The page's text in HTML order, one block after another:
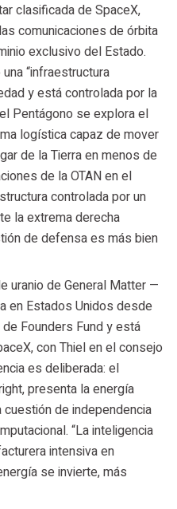
clasificada de SpaceX,
comunicaciones de órbita
exclusivo del Estado.
“infraestructura
y está controlada por la
Pentágono se explora el
logística capaz de mover
de la Tierra en menos de
de la OTAN en el
controlada por un
la extrema derecha
de defensa es más bien
uranio de General Matter —
en Estados Unidos desde
Founders Fund y está
con Thiel en el consejo
es deliberada: el
presenta la energía
cuestión de independencia
“La inteligencia
intensiva en
se invierte, más